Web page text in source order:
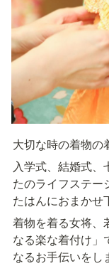
大切な時の着物の
入学式、結婚式、
たのライフステー
たはんにおまかせ
着物を着る女将、
なる楽な着付け」
なるお手伝いをし